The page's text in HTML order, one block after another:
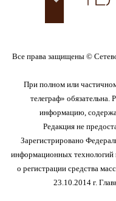
Все права защищены ©
При полном или
телеграф» обязательна.
информацию,
Редакция не
Зарегистрировано
информационных технологий
о регистрации средства
23.10.2014 г.